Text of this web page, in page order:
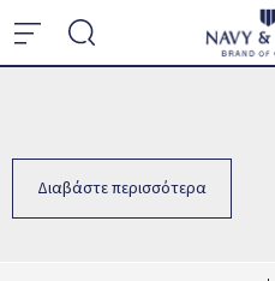
Διαβάστε περισσότερα